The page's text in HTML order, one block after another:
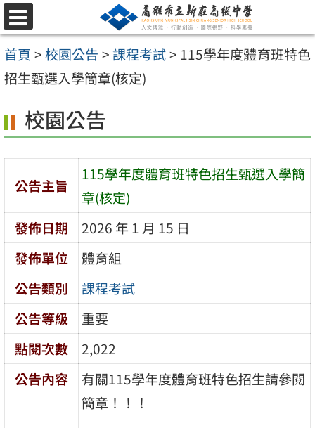
跳
至
主
要
容
區
選
單
首頁 >校園公告 >課程考試> 115學年度體育班特色
招生甄選入學簡章(核定)
校園公告
公告主旨
115學年度體育班特色招生甄選入學簡
章(核定)
發佈日期
2026 年 1 月 15 日
發佈單位
體育組
公告類別
課程考試
公告等級
重要
點閱次數
2,022
公告內容
有關115學年度體育班特色招生請參閱
簡章！！！